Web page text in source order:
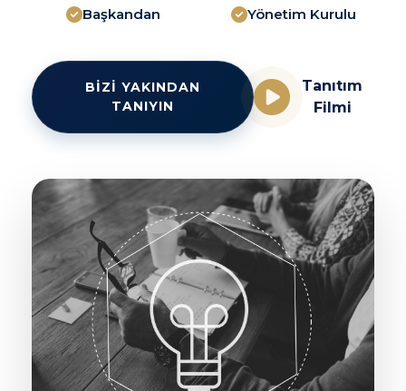
Başkandan Yönetim Kurulu
BİZİ YAKINDAN
TANIYIN
Tanıtım
Filmi